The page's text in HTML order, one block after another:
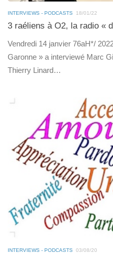
INTERVIEWS - PODCASTS 18/01/22
3 raéliens à O2, la radio «
Vendredi 14 janvier 76aH*/
Garonne » a interviewé Marc
Thierry Linard…
INTERVIEWS - PODCASTS 03/08/20